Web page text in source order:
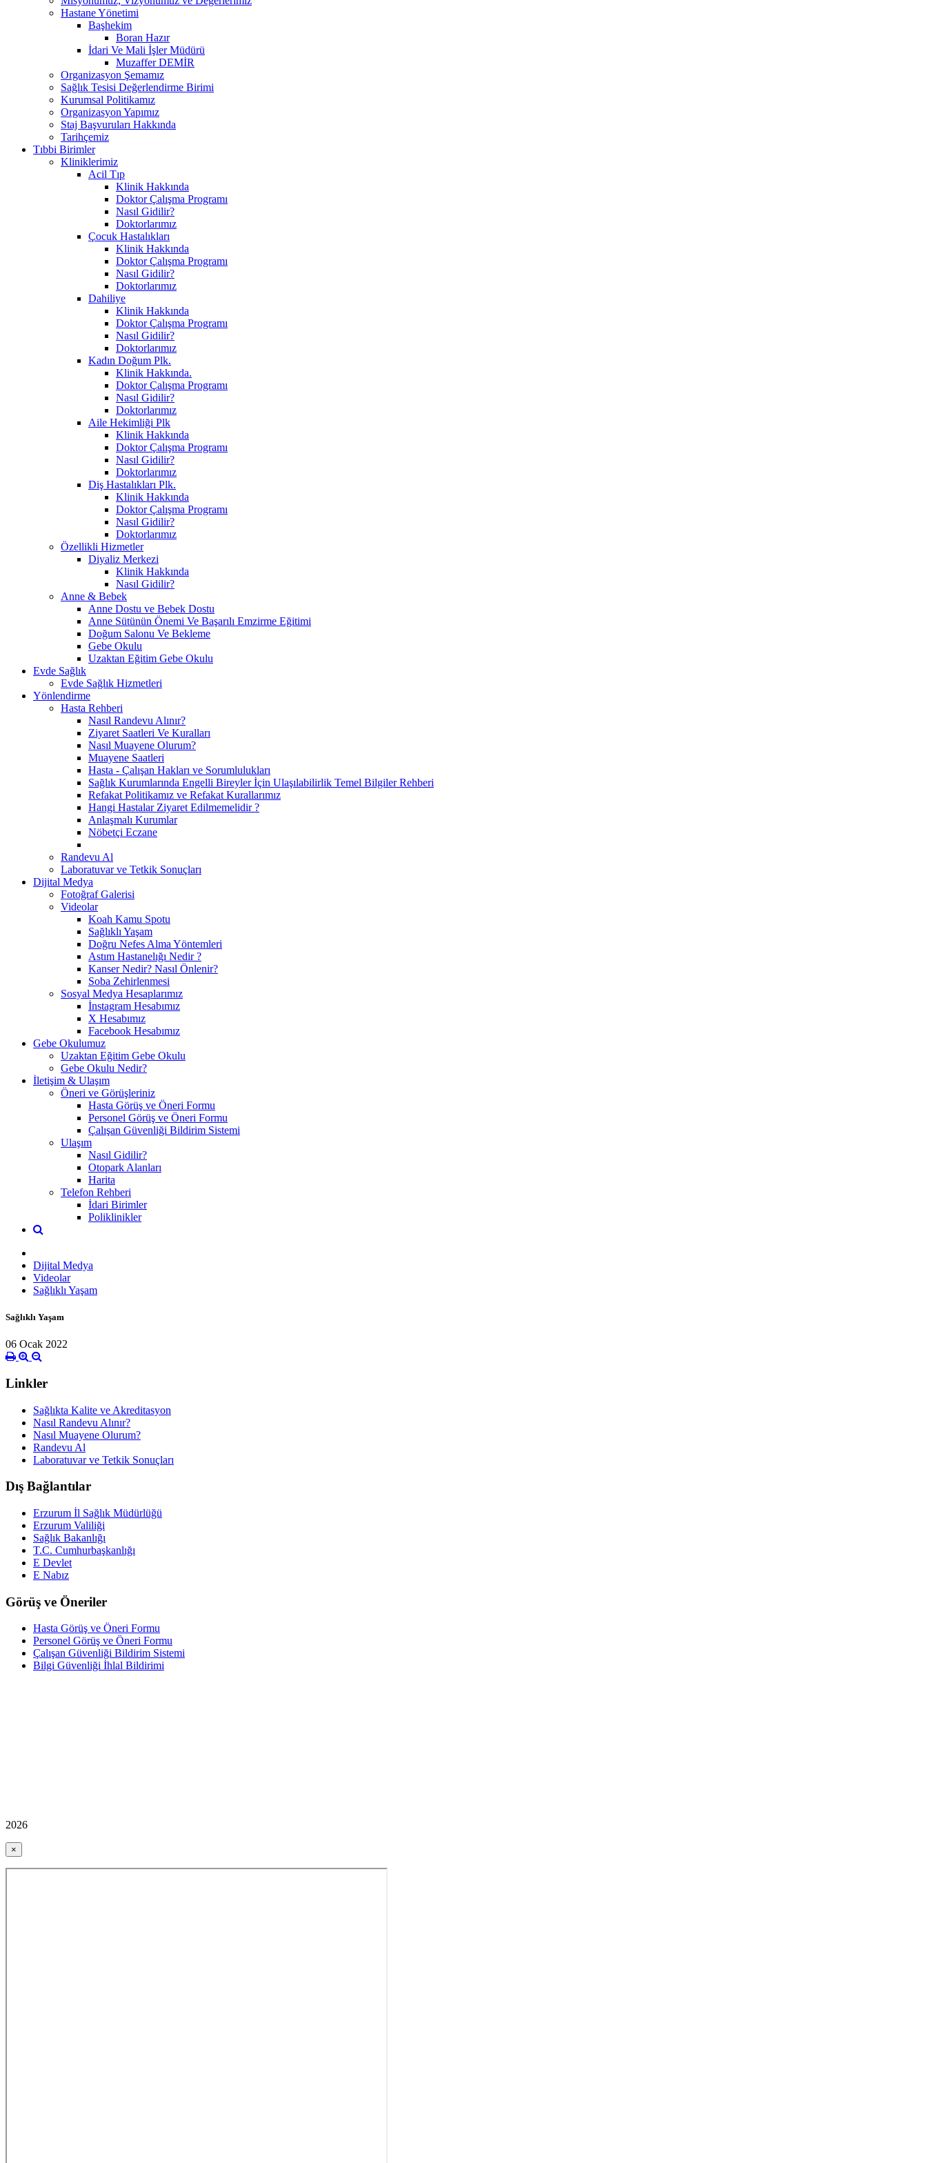
Hastane Yönetimi
Başhekim
Boran Hazır
İdari Ve Mali İşler Müdürü
Muzaffer DEMİR
Organizasyon Şemamız
Sağlık Tesisi Değerlendirme Birimi
Kurumsal Politikamız
Organizasyon Yapımız
Staj Başvuruları Hakkında
Tarihçemiz
Tıbbi Birimler
Kliniklerimiz
Acil Tıp
Klinik Hakkında
Doktor Çalışma Programı
Nasıl Gidilir?
Doktorlarımız
Çocuk Hastalıkları
Klinik Hakkında
Doktor Çalışma Programı
Nasıl Gidilir?
Doktorlarımız
Dahiliye
Klinik Hakkında
Doktor Çalışma Programı
Nasıl Gidilir?
Doktorlarımız
Kadın Doğum Plk.
Klinik Hakkında.
Doktor Çalışma Programı
Nasıl Gidilir?
Doktorlarımız
Aile Hekimliği Plk
Klinik Hakkında
Doktor Çalışma Programı
Nasıl Gidilir?
Doktorlarımız
Diş Hastalıkları Plk.
Klinik Hakkında
Doktor Çalışma Programı
Nasıl Gidilir?
Doktorlarımız
Özellikli Hizmetler
Diyaliz Merkezi
Klinik Hakkında
Nasıl Gidilir?
Anne & Bebek
Anne Dostu ve Bebek Dostu
Anne Sütünün Önemi Ve Başarılı Emzirme Eğitimi
Doğum Salonu Ve Bekleme
Gebe Okulu
Uzaktan Eğitim Gebe Okulu
Evde Sağlık
Evde Sağlık Hizmetleri
Yönlendirme
Hasta Rehberi
Nasıl Randevu Alınır?
Ziyaret Saatleri Ve Kuralları
Nasıl Muayene Olurum?
Muayene Saatleri
Hasta - Çalışan Hakları ve Sorumlulukları
Sağlık Kurumlarında Engelli Bireyler İçin Ulaşılabilirlik Temel Bilgiler Rehberi
Refakat Politikamız ve Refakat Kurallarımız
Hangi Hastalar Ziyaret Edilmemelidir ?
Anlaşmalı Kurumlar
Nöbetçi Eczane
Randevu Al
Laboratuvar ve Tetkik Sonuçları
Dijital Medya
Fotoğraf Galerisi
Videolar
Koah Kamu Spotu
Sağlıklı Yaşam
Doğru Nefes Alma Yöntemleri
Astım Hastanelığı Nedir ?
Kanser Nedir? Nasıl Önlenir?
Soba Zehirlenmesi
Sosyal Medya Hesaplarımız
İnstagram Hesabımız
X Hesabımız
Facebook Hesabımız
Gebe Okulumuz
Uzaktan Eğitim Gebe Okulu
Gebe Okulu Nedir?
İletişim & Ulaşım
Öneri ve Görüşleriniz
Hasta Görüş ve Öneri Formu
Personel Görüş ve Öneri Formu
Çalışan Güvenliği Bildirim Sistemi
Ulaşım
Nasıl Gidilir?
Otopark Alanları
Harita
Telefon Rehberi
İdari Birimler
Poliklinikler
Dijital Medya
Videolar
Sağlıklı Yaşam
Sağlıklı Yaşam
06 Ocak 2022
Linkler
Sağlıkta Kalite ve Akreditasyon
Nasıl Randevu Alınır?
Nasıl Muayene Olurum?
Randevu Al
Laboratuvar ve Tetkik Sonuçları
Dış Bağlantılar
Erzurum İl Sağlık Müdürlüğü
Erzurum Valiliği
Sağlık Bakanlığı
T.C. Cumhurbaşkanlığı
E Devlet
E Nabız
Görüş ve Öneriler
Hasta Görüş ve Öneri Formu
Personel Görüş ve Öneri Formu
Çalışan Güvenliği Bildirim Sistemi
Bilgi Güvenliği İhlal Bildirimi
2026
×